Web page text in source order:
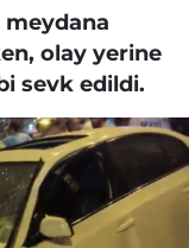
meydana
olay yerine
sevk edildi.